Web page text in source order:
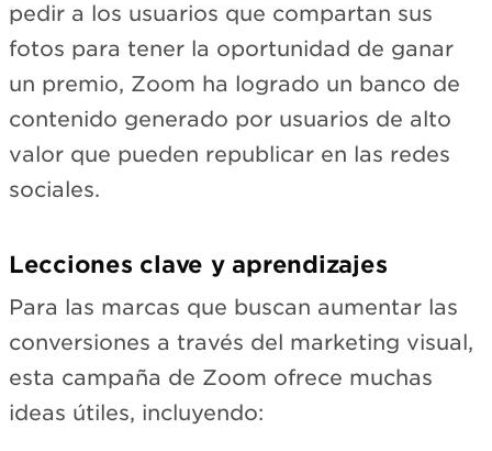
pedir a los usuarios que compartan sus
fotos para tener la oportunidad de ganar
un premio, Zoom ha logrado un banco de
contenido generado por usuarios de alto
valor que pueden republicar en las redes
sociales.
Lecciones clave y aprendizajes
Para las marcas que buscan aumentar las
conversiones a través del marketing visual,
esta campaña de Zoom ofrece muchas
ideas útiles, incluyendo: